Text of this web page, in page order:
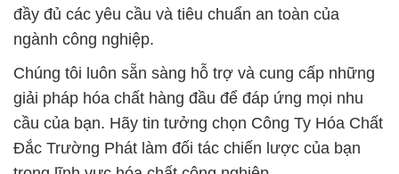
đầy đủ các yêu cầu và tiêu chuẩn an toàn của
ngành công nghiệp.
Chúng tôi luôn sẵn sàng hỗ trợ và cung cấp những
giải pháp hóa chất hàng đầu để đáp ứng mọi nhu
cầu của bạn. Hãy tin tưởng chọn Công Ty Hóa Chất
Đắc Trường Phát làm đối tác chiến lược của bạn